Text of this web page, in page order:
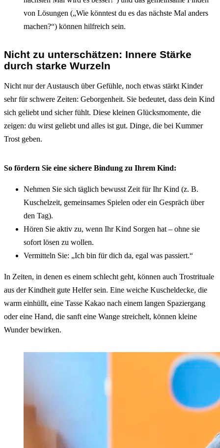
von Lösungen („Wie könntest du es das nächste Mal anders
machen?“) können hilfreich sein.
Nicht zu unterschätzen: Innere Stärke
durch starke Wurzeln
Nicht nur der Austausch über Gefühle, noch etwas stärkt Kinder
sehr für schwere Zeiten: Geborgenheit. Sie bedeutet, dass dein Kind
sich geliebt und sicher fühlt. Diese kleinen Glücksmomente, die
zeigen: du wirst geliebt und alles ist gut. Dinge, die bei Kummer
Trost geben.
So fördern Sie eine sichere Bindung zu Ihrem Kind:
Nehmen Sie sich täglich bewusst Zeit für Ihr Kind (z. B.
Kuschelzeit, gemeinsames Spielen oder ein Gespräch über
den Tag).
Hören Sie aktiv zu, wenn Ihr Kind Sorgen hat – ohne sie
sofort lösen zu wollen.
Vermitteln Sie: „Ich bin für dich da, egal was passiert.“
In Zeiten, in denen es einem schlecht geht, können auch Trostrituale
aus der Kindheit gute Helfer sein. Eine weiche Kuscheldecke, die
warm einhüllt, eine Tasse Kakao nach einem langen Spaziergang
oder eine Hand, die sanft eine Wange streichelt, können kleine
Wunder bewirken.